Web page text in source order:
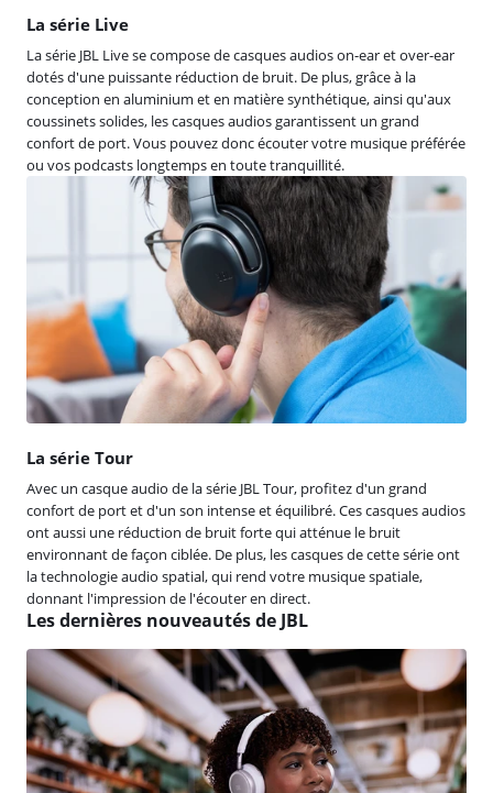
La série Live
La série JBL Live se compose de casques audios on-ear et over-ear
dotés d'une puissante réduction de bruit. De plus, grâce à la
conception en aluminium et en matière synthétique, ainsi qu'aux
coussinets solides, les casques audios garantissent un grand
confort de port. Vous pouvez donc écouter votre musique préférée
ou vos podcasts longtemps en toute tranquillité.
La série Tour
Avec un casque audio de la série JBL Tour, profitez d'un grand
confort de port et d'un son intense et équilibré. Ces casques audios
ont aussi une réduction de bruit forte qui atténue le bruit
environnant de façon ciblée. De plus, les casques de cette série ont
la technologie audio spatial, qui rend votre musique spatiale,
donnant l'impression de l'écouter en direct.
Les dernières nouveautés de JBL